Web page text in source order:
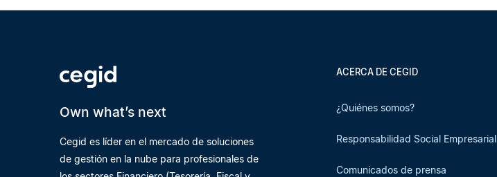
Own what’s next
Cegid es líder en el mercado de soluciones
de gestión en la nube para profesionales de
ACERCA DE CEGID
¿Quiénes somos?
Responsabilidad Social Empresarial
Comunicados de prensa